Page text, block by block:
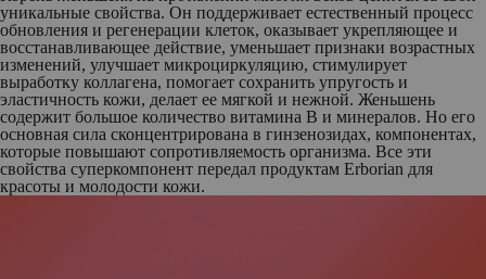
уникальные свойства. Он поддерживает естественный процесс
обновления и регенерации клеток, оказывает укрепляющее и
восстанавливающее действие, уменьшает признаки возрастных
изменений, улучшает микроциркуляцию, стимулирует
выработку коллагена, помогает сохранить упругость и
эластичность кожи, делает ее мягкой и нежной. Женьшень
содержит большое количество витамина В и минералов. Но его
основная сила сконцентрирована в гинзенозидах, компонентах,
которые повышают сопротивляемость организма. Все эти
свойства суперкомпонент передал продуктам Erborian для
красоты и молодости кожи.